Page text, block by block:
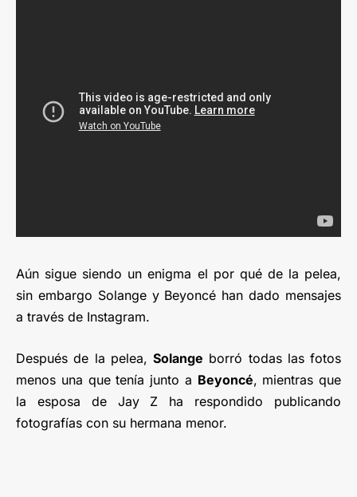
Aún sigue siendo un enigma el por qué de la pelea,
sin embargo Solange y Beyoncé han dado mensajes
a través de Instagram.
Después de la pelea, Solange borró todas las fotos
menos una que tenía junto a Beyoncé, mientras que
la esposa de Jay Z ha respondido publicando
fotografías con su hermana menor.